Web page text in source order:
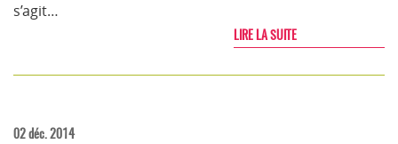
s’agit…
LIRE LA SUITE
02 déc. 2014